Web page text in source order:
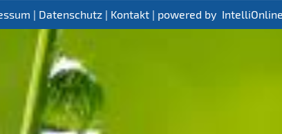
| Datenschutz | Kontakt | powered by